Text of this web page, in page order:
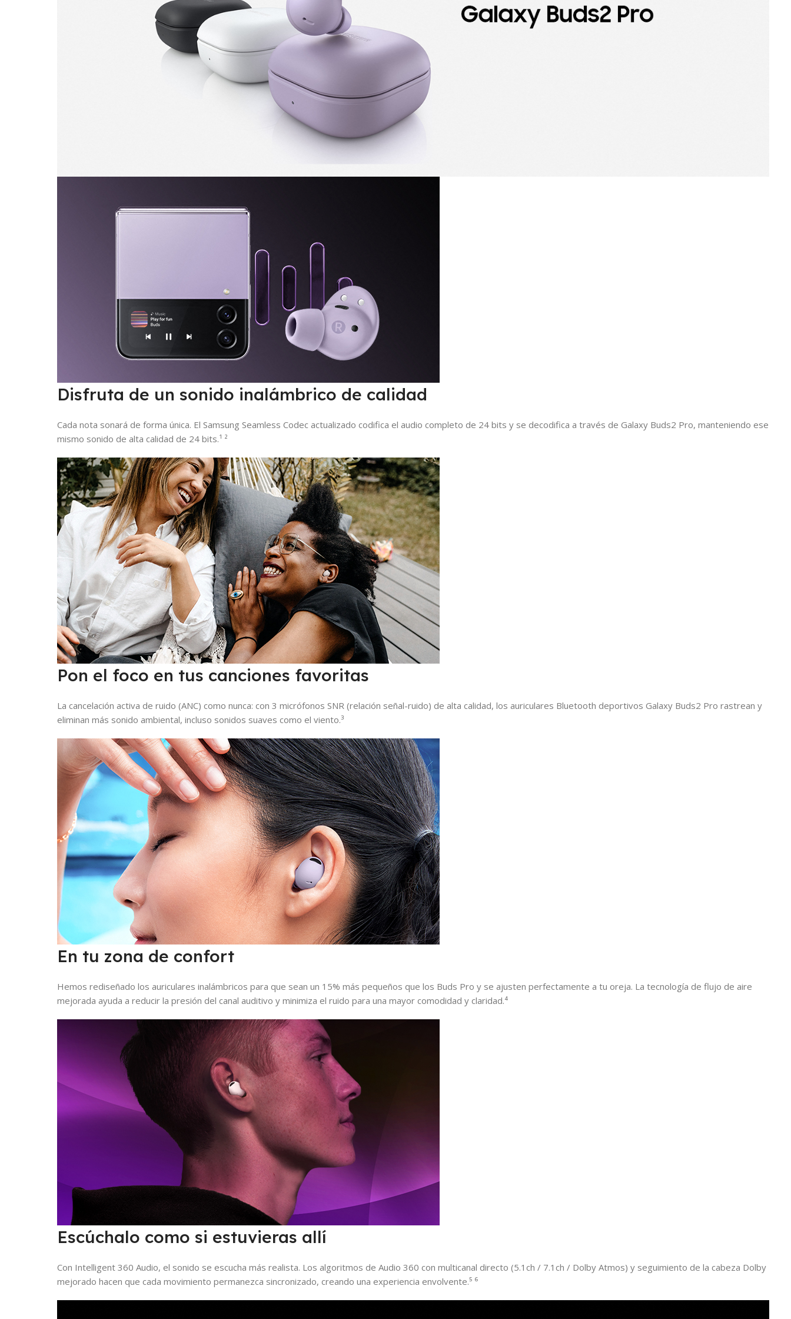
Disfruta de un sonido inalámbrico de calidad
Cada nota sonará de forma única. El Samsung Seamless Codec actualizado codifica el audio completo de 24 bits y se decodifica a través de Galaxy Buds2 Pro, manteniendo ese
mismo sonido de alta calidad de 24 bits.¹ ²
Pon el foco en tus canciones favoritas
La cancelación activa de ruido (ANC) como nunca: con 3 micrófonos SNR (relación señal-ruido) de alta calidad, los auriculares Bluetooth deportivos Galaxy Buds2 Pro rastrean y
eliminan más sonido ambiental, incluso sonidos suaves como el viento.³
En tu zona de confort
Hemos rediseñado los auriculares inalámbricos para que sean un 15% más pequeños que los Buds Pro y se ajusten perfectamente a tu oreja. La tecnología de flujo de aire
mejorada ayuda a reducir la presión del canal auditivo y minimiza el ruido para una mayor comodidad y claridad.⁴
Escúchalo como si estuvieras allí
Con Intelligent 360 Audio, el sonido se escucha más realista. Los algoritmos de Audio 360 con multicanal directo (5.1ch / 7.1ch / Dolby Atmos) y seguimiento de la cabeza Dolby
mejorado hacen que cada movimiento permanezca sincronizado, creando una experiencia envolvente.⁵ ⁶